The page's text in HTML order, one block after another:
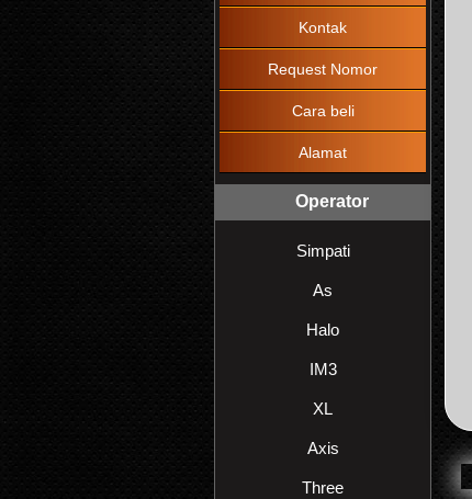
Kontak
Request Nomor
Cara beli
Alamat
Operator
Simpati
As
Halo
IM3
XL
Axis
Three